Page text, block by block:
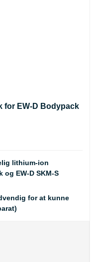
for EW-D Bodypack
lithium-ion
og EW-D SKM-S
for at kunne